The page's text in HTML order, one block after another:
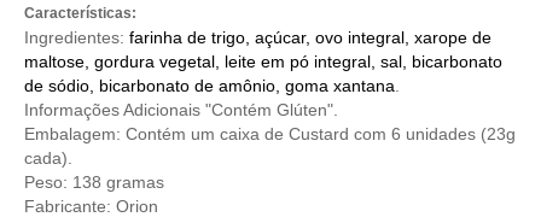
Características:
Ingredientes: farinha de trigo, açúcar, ovo integral, xarope de
maltose, gordura vegetal, leite em pó integral, sal, bicarbonato
de sódio, bicarbonato de amônio, goma xantana
Informações Adicionais "Contém Glúten".
Embalagem: Contém um caixa de Custard com 6 unidades (23g
cada).
Peso: 138 gramas
Fabricante: Orion